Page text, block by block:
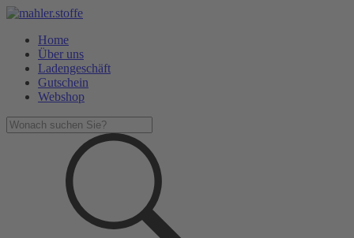
Home
Über uns
Ladengeschäft
Gutschein
Webshop